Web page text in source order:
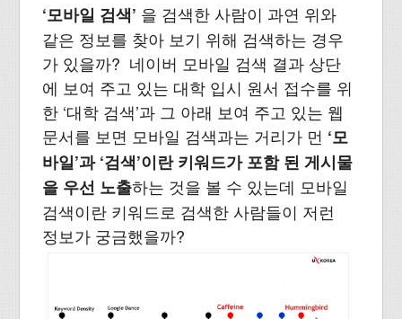
‘모바일 검색’ 을 검색한 사람이 과연 위와
같은 정보를 찾아 보기 위해 검색하는 경우
가 있을까? 네이버 모바일 검색 결과 상단
에 보여 주고 있는 대학 입시 원서 접수를 위
한 ‘대학 검색’과 그 아래 보여 주고 있는 웹
문서를 보면 모바일 검색과는 거리가 먼 ‘모
바일’과 ‘검색’이란 키워드가 포함 된 게시물
을 우선 노출하는 것을 볼 수 있는데 모바일
검색이란 키워드로 검색한 사람들이 저런
정보가 궁금했을까?